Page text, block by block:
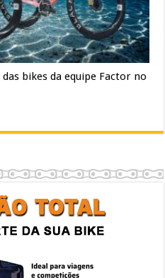
bikes da equipe Factor no